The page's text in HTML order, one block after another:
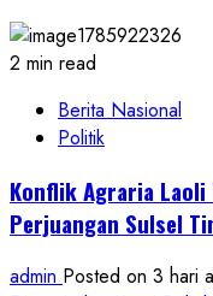
2 min read
Berita Nasional
Politik
Konflik Agraria Laoli
Perjuangan Sulsel
admin Posted on 3 hari